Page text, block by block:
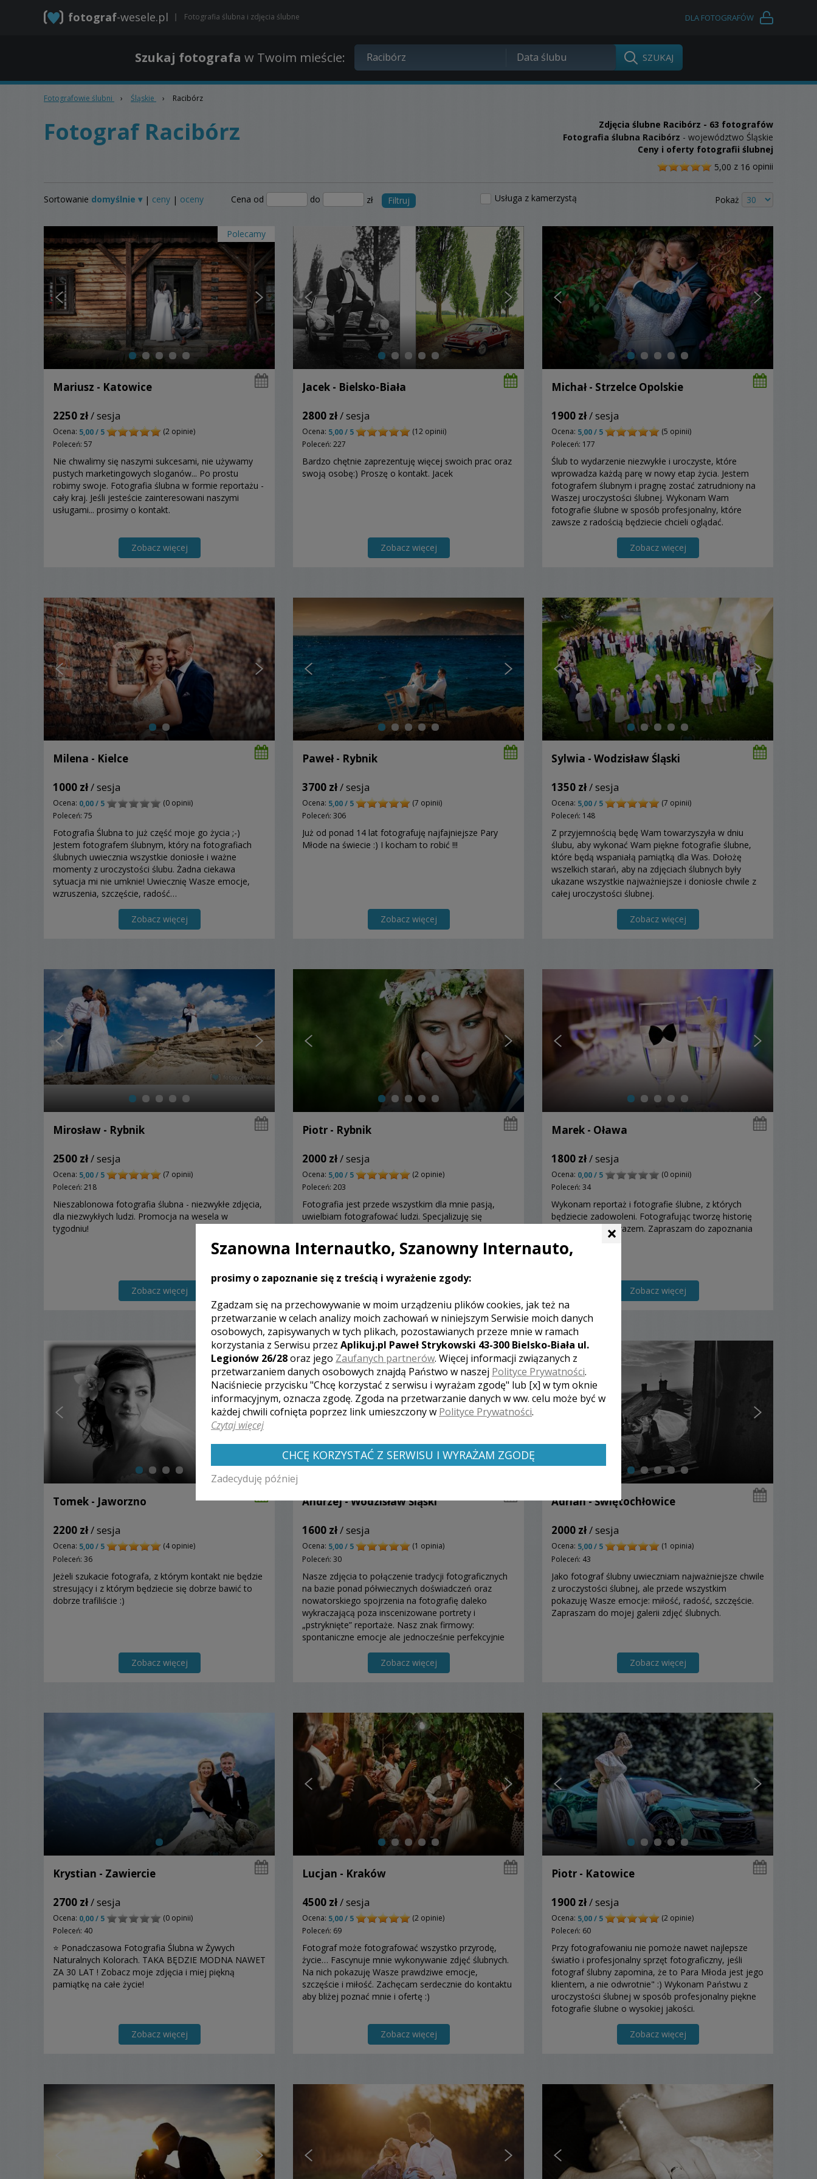
fotograf-wesele.pl Fotografia ślubna i zdjęcia ślubne DLA FOTOGRAFÓW
Szukaj fotografa w Twoim mieście:
Fotografowie ślubni › Śląskie › Racibórz
Fotograf Racibórz Zdjęcia ślubne Racibórz - 63 fotografów
Fotografia ślubna Racibórz - województwo Śląskie
Ceny i oferty fotografii ślubnej
5,00 /z 16 opinii
Sortowanie domyślnie ▾ | ceny | oceny Cena od do zł Filtruj Usługa z kamerzystą Pokaż
Polecamy
Mariusz - Katowice
2250 zł/ sesja
Ocena: 5,00 / 5
(2 opinie)
Poleceń: 57
Nie chwalimy się naszymi sukcesami, nie używamy
pustych marketingowych sloganów... Po prostu
robimy swoje. Fotografia ślubna w formie reportażu -
cały kraj. Jeśli jesteście zainteresowani naszymi
usługami... prosimy o kontakt.
Zobacz więcej
Jacek - Bielsko-Biała
2800 zł/ sesja
Ocena: 5,00 / 5
(12 opinii)
Poleceń: 227
Bardzo chętnie zaprezentuję więcej swoich prac oraz
swoją osobę:) Proszę o kontakt. Jacek
Zobacz więcej
Michał - Strzelce Opolskie
1900 zł/ sesja
Ocena: 5,00 / 5
(5 opinii)
Poleceń: 177
Ślub to wydarzenie niezwykłe i uroczyste, które
wprowadza każdą parę w nowy etap życia. Jestem
fotografem ślubnym i pragnę zostać zatrudniony na
Waszej uroczystości ślubnej. Wykonam Wam
fotografie ślubne w sposób profesjonalny, które
zawsze z radością będziecie chcieli oglądać.
Zobacz więcej
Milena - Kielce
1000 zł/ sesja
Ocena: 0,00 / 5
(0 opinii)
Poleceń: 75
Fotografia Ślubna to już część moje go życia ;-)
Jestem fotografem ślubnym, który na fotografiach
ślubnych uwiecznia wszystkie doniosłe i ważne
momenty z uroczystości ślubu. Żadna ciekawa
sytuacja mi nie umknie! Uwiecznię Wasze emocje,
wzruszenia, szczęście, radość…
Zobacz więcej
Paweł - Rybnik
3700 zł/ sesja
Ocena: 5,00 / 5
(7 opinii)
Poleceń: 306
Już od ponad 14 lat fotografuję najfajniejsze Pary
Młode na świecie :) I kocham to robić !!!
Zobacz więcej
Sylwia - Wodzisław Śląski
1350 zł/ sesja
Ocena: 5,00 / 5
(7 opinii)
Poleceń: 148
Z przyjemnością będę Wam towarzyszyła w dniu
ślubu, aby wykonać Wam piękne fotografie ślubne,
które będą wspaniałą pamiątką dla Was. Dołożę
wszelkich starań, aby na zdjęciach ślubnych były
ukazane wszystkie najważniejsze i doniosłe chwile z
całej uroczystości ślubnej.
Zobacz więcej
Mirosław - Rybnik
2500 zł/ sesja
Ocena: 5,00 / 5
(7 opinii)
Poleceń: 218
Nieszablonowa fotografia ślubna - niezwykłe zdjęcia,
dla niezwykłych ludzi. Promocja na wesela w
tygodniu!
Zobacz więcej
Piotr - Rybnik
2000 zł/ sesja
Ocena: 5,00 / 5
(2 opinie)
Poleceń: 203
Fotografia jest przede wszystkim dla mnie pasją,
uwielbiam fotografować ludzi. Specjalizuję się
z młodą parą podczas sesji plenerowej.
Marek - Oława
1800 zł/ sesja
Ocena: 0,00 / 5
(0 opinii)
Poleceń: 34
Wykonam reportaż i fotografie ślubne, z których
będziecie zadowoleni. Fotografując tworzę historię
opowiedzianą obrazem. Zapraszam do zapoznania
się moją ofertą.
Zobacz więcej
Tomek - Jaworzno
2200 zł/ sesja
Ocena: 5,00 / 5
(4 opinie)
Poleceń: 36
Jeżeli szukacie fotografa, z którym kontakt nie będzie
stresujący i z którym będziecie się dobrze bawić to
dobrze trafiliście :)
Zobacz więcej
Andrzej - Wodzisław Śląski
1600 zł/ sesja
Ocena: 5,00 / 5
(1 opinia)
Poleceń: 30
Nasze zdjęcia to połączenie tradycji fotograficznych
na bazie ponad półwiecznych doświadczeń oraz
nowatorskiego spojrzenia na fotografię daleko
wykraczającą poza inscenizowane portrety i
„pstryknięte” reportaże. Nasz znak firmowy:
spontaniczne emocje ale jednocześnie perfekcyjnie
Zobacz więcej
Adrian - Świętochłowice
2000 zł/ sesja
Ocena: 5,00 / 5
(1 opinia)
Poleceń: 43
Jako fotograf ślubny uwieczniam najważniejsze chwile
z uroczystości ślubnej, ale przede wszystkim
pokazuję Wasze emocje: miłość, radość, szczęście.
Zapraszam do mojej galerii zdjęć ślubnych.
Zobacz więcej
Krystian - Zawiercie
2700 zł/ sesja
Ocena: 0,00 / 5
(0 opinii)
Poleceń: 40
⭐ Ponadczasowa Fotografia Ślubna w Żywych
Naturalnych Kolorach. TAKA BĘDZIE MODNA NAWET
ZA 30 LAT ! Zobacz moje zdjęcia i miej piękną
pamiątkę na całe życie!
Zobacz więcej
Lucjan - Kraków
4500 zł/ sesja
Ocena: 5,00 / 5
(2 opinie)
Poleceń: 69
Fotograf może fotografować wszystko przyrodę,
życie… Fascynuje mnie wykonywanie zdjęć ślubnych.
Na nich pokazuję Wasze prawdziwe emocje,
szczęście i miłość. Zachęcam serdecznie do kontaktu
aby bliżej poznać mnie i ofertę :)
Zobacz więcej
Piotr - Katowice
1900 zł/ sesja
Ocena: 5,00 / 5
(2 opinie)
Poleceń: 60
Przy fotografowaniu nie pomoże nawet najlepsze
światło i profesjonalny sprzęt fotograficzny, jeśli
fotograf ślubny zapomina, że to Para Młoda jest jego
klientem, a nie odwrotnie" :) Wykonam Państwu z
uroczystości ślubnej w sposób profesjonalny piękne
fotografie ślubne o wysokiej jakości.
Zobacz więcej
×
Szanowna Internautko, Szanowny Internauto,
prosimy o zapoznanie się z treścią i wyrażenie zgody:
Zgadzam się na przechowywanie w moim urządzeniu plików cookies, jak też na
przetwarzanie w celach analizy moich zachowań w niniejszym Serwisie moich danych
osobowych, zapisywanych w tych plikach, pozostawianych przeze mnie w ramach
korzystania z Serwisu przez Aplikuj.pl Paweł Strykowski 43-300 Bielsko-Biała ul.
Legionów 26/28oraz jego Zaufanych partnerów. Więcej informacji związanych z
przetwarzaniem danych osobowych znajdą Państwo w naszej Polityce Prywatności.
Naciśniecie przycisku "Chcę korzystać z serwisu i wyrażam zgodę" lub [x] w tym oknie
informacyjnym, oznacza zgodę. Zgoda na przetwarzanie danych w ww. celu może być w
każdej chwili cofnięta poprzez link umieszczony w Polityce Prywatności.
Czytaj więcej
CHCĘ KORZYSTAĆ Z SERWISU I WYRAŻAM ZGODĘ
Zadecyduję później